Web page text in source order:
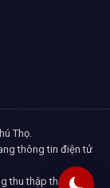
Thọ.
thông tin điện tử
thu thập thông tin